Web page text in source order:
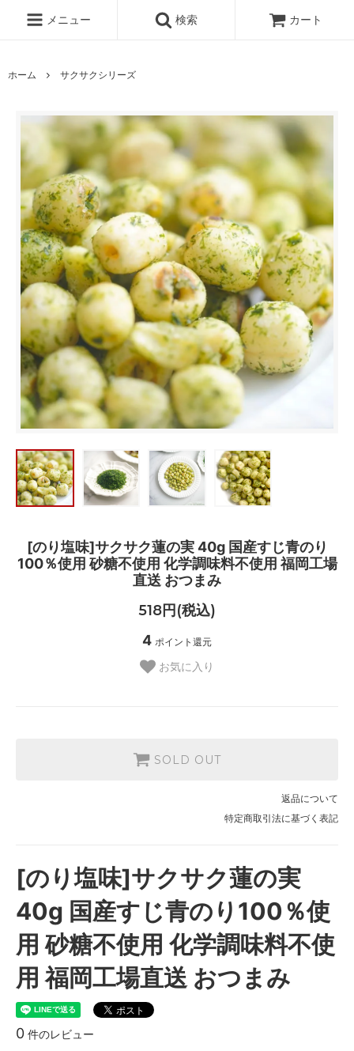
メニュー 検索 カート
ホーム サクサクシリーズ
[のり塩味]サクサク蓮の実 40g 国産すじ青のり
100％使用 砂糖不使用 化学調味料不使用 福岡工場
直送 おつまみ
518円(税込)
4 ポイント還元
お気に入り
SOLD OUT
返品について
特定商取引法に基づく表記
[のり塩味]サクサク蓮の実
40g 国産すじ青のり100％使
用 砂糖不使用 化学調味料不使
用 福岡工場直送 おつまみ
0 件のレビュー